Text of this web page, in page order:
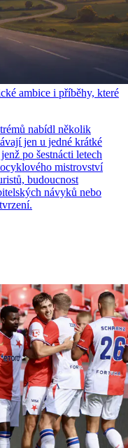
ambice i příběhy, které
nabídl několik
jen u jedné krátké
po šestnácti letech
mistrovství
budoucnost
návyků nebo